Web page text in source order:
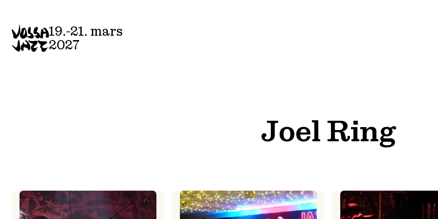
content
19.-21. mars
2027
Joel Ring